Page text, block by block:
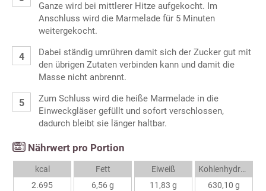
Ganze wird bei mittlerer Hitze aufgekocht. Im
Anschluss wird die Marmelade für 5 Minuten
weitergekocht.
Dabei ständig umrühren damit sich der Zucker gut mit
den übrigen Zutaten verbinden kann und damit die
Masse nicht anbrennt.
Zum Schluss wird die heiße Marmelade in die
Einweckgläser gefüllt und sofort verschlossen,
dadurch bleibt sie länger haltbar.
Nährwert pro Portion
kcal
2.695
Fett
6,56 g
Eiweiß
11,83 g
Kohlenhydrate
630,10 g